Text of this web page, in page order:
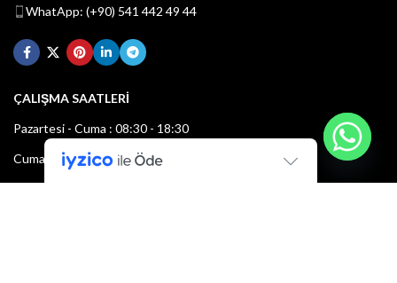
WhatApp: (+90) 541 442 49 44
ÇALIŞMA SAATLERİ
Pazartesi - Cuma : 08:30 - 18:30
Cumartesi : 08:30 - 13:00